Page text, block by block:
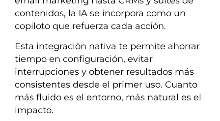
contenidos, la IA se incorpora como un
copiloto que refuerza cada acción.
Esta integración nativa te permite ahorrar
tiempo en configuración, evitar
interrupciones y obtener resultados más
consistentes desde el primer uso. Cuanto
más fluido es el entorno, más natural es el
impacto.